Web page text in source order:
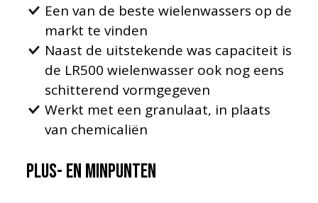
Een van de beste wielenwassers op de
markt te vinden
Naast de uitstekende was capaciteit is
de LR500 wielenwasser ook nog eens
schitterend vormgegeven
Werkt met een granulaat, in plaats
van chemicaliën
Plus- en minpunten